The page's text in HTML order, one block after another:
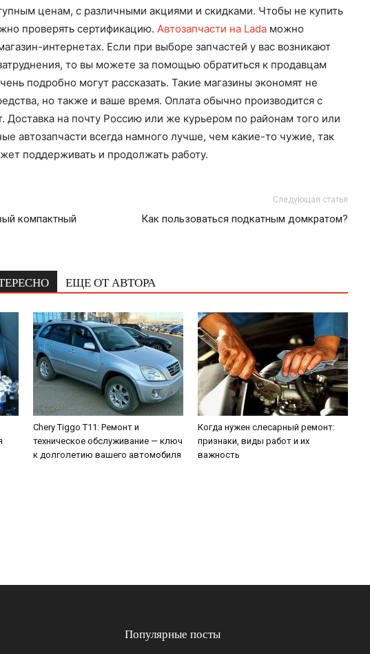
ценам, с различными акциями и скидками. Чтобы не купить
проверять сертификацию. Автозапчасти на Lada можно
интернетах. Если при выборе запчастей у вас возникают
то вы можете за помощью обратиться к продавцам
подробно могут рассказать. Такие магазины экономят не
но также и ваше время. Оплата обычно производится с
Доставка на почту Россию или же курьером по районам того или
автозапчасти всегда намного лучше, чем какие-то чужие, так
поддерживать и продолжать работу.
компактный
Следующая статья
Как пользоваться подкатным домкратом?
ЕЩЕ ОТ АВТОРА
Chery Tiggo T11: Ремонт и
техническое обслуживание — ключ
к долголетию вашего автомобиля
Когда нужен слесарный ремонт:
признаки, виды работ и их
важность
Популярные посты